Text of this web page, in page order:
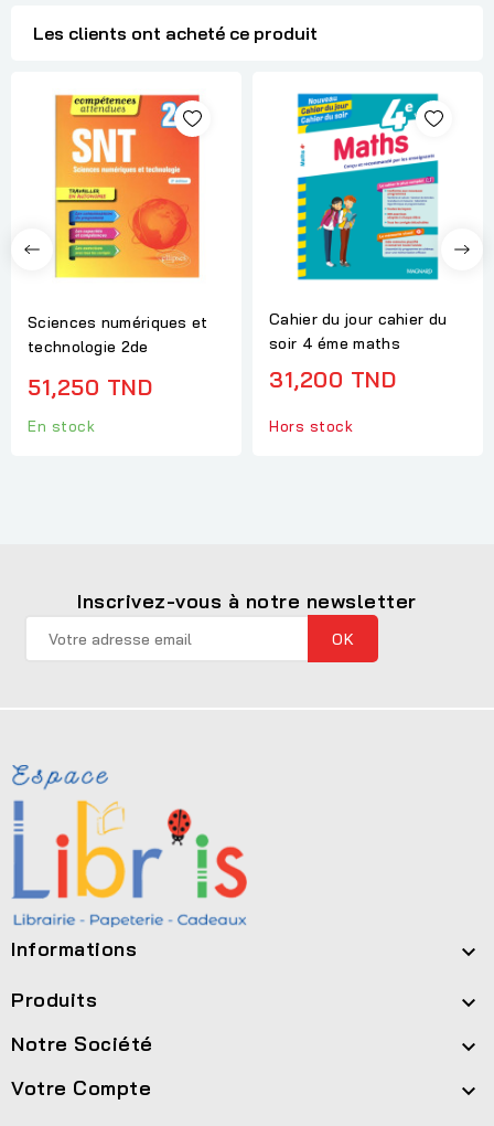
Les clients ont acheté ce produit
Sciences numériques et
technologie 2de
51,250 TND
En stock
Cahier du jour cahier du
soir 4 éme maths
31,200 TND
Hors stock
Inscrivez-vous à notre newsletter
Informations 
Produits 
Notre Société 
Votre Compte 